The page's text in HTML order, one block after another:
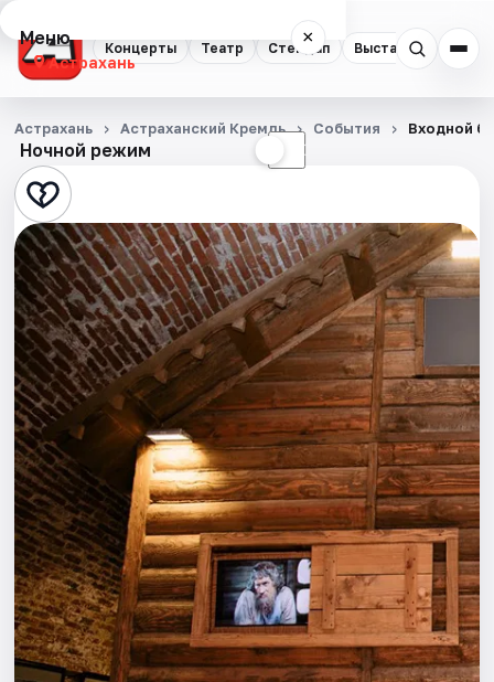
Концерты Театр Стендап Выставки
Меню ×
Астрахань
Концерты
Театр
Стендап
Выставки
Квесты
Экскурсии
Спорт
События
Города
Площадки
Артисты
Ночной режим ☾
Астрахань Астраханский Кремль События Входной